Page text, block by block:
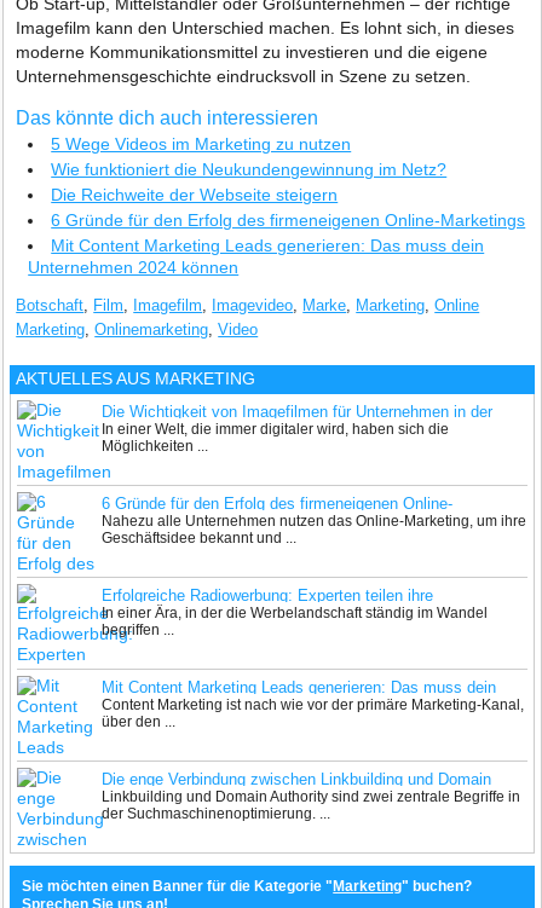
Imagefilm kann den Unterschied machen. Es lohnt sich, in dieses
moderne Kommunikationsmittel zu investieren und die eigene
Unternehmensgeschichte eindrucksvoll in Szene zu setzen.
Das könnte dich auch interessieren
5 Wege Videos im Marketing zu nutzen
Wie funktioniert die Neukundengewinnung im Netz?
Die Reichweite der Webseite steigern
6 Gründe für den Erfolg des firmeneigenen Online-Marketings
Mit Content Marketing Leads generieren: Das muss dein
Unternehmen 2024 können
Botschaft, Film, Imagefilm, Imagevideo, Marke, Marketing,Online
Marketing,Onlinemarketing,Video
AKTUELLES AUS MARKETING
Die Wichtigkeit von Imagefilmen für Unternehmen in der
heutigen Zeit
In einer Welt, die immer digitaler wird, haben sich die
Möglichkeiten ...
6 Gründe für den Erfolg des firmeneigenen Online-
Marketings
Nahezu alle Unternehmen nutzen das Online-Marketing, um ihre
Geschäftsidee bekannt und ...
Erfolgreiche Radiowerbung: Experten teilen ihre
Geheimnisse
In einer Ära, in der die Werbelandschaft ständig im Wandel
begriffen ...
Mit Content Marketing Leads generieren: Das muss dein
Unternehmen 2024 können
Content Marketing ist nach wie vor der primäre Marketing-Kanal,
über den ...
Die enge Verbindung zwischen Linkbuilding und Domain
Authority
Linkbuilding und Domain Authority sind zwei zentrale Begriffe in
der Suchmaschinenoptimierung. ...
Sie möchten einen Banner für die Kategorie " Marketing" buchen?
Sprechen Sie uns an!